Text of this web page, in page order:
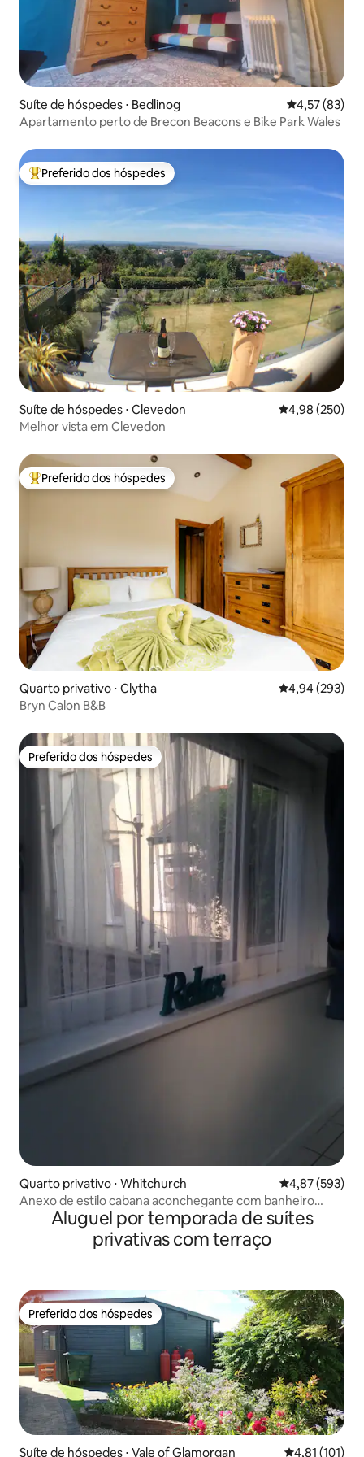
Suíte de hóspedes ⋅ Bedlinog 4,57 de uma
4,57 (83)
Apartamento perto de Brecon Beacons e Bike Park Wales
Entre os melhores preferidos dos hóspedes
Preferido dos hóspedes
Suíte de hóspedes ⋅ Clevedon 4,98 de uma
4,98 (250)
Melhor vista em Clevedon
Entre os melhores preferidos dos hóspedes
Preferido dos hóspedes
Quarto privativo ⋅ Clytha 4,94 de uma
4,94 (293)
Bryn Calon B&B
Preferido dos hóspedes
Preferido dos hóspedes
Quarto privativo ⋅ Whitchurch 4,87 de uma
4,87 (593)
Anexo de estilo cabana aconchegante com banheiro
privativo.Aluguel por temporada de suítes
privativas com terraço
Preferido dos hóspedes
Preferido dos hóspedes
Suíte de hóspedes ⋅ Vale of Glamorgan 4,81 de uma
4,81 (101)